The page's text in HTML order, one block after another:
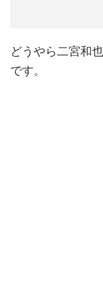
どうやら二宮和
です。